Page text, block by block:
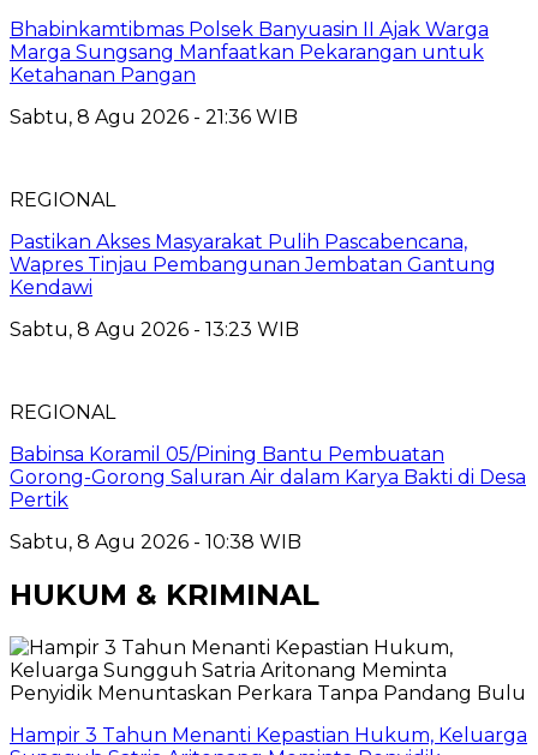
Bhabinkamtibmas Polsek Banyuasin II Ajak Warga
Marga Sungsang Manfaatkan Pekarangan untuk
Ketahanan Pangan
Sabtu, 8 Agu 2026 - 21:36 WIB
REGIONAL
Pastikan Akses Masyarakat Pulih Pascabencana,
Wapres Tinjau Pembangunan Jembatan Gantung
Kendawi
Sabtu, 8 Agu 2026 - 13:23 WIB
REGIONAL
Babinsa Koramil 05/Pining Bantu Pembuatan
Gorong-Gorong Saluran Air dalam Karya Bakti di Desa
Pertik
Sabtu, 8 Agu 2026 - 10:38 WIB
HUKUM & KRIMINAL
Hampir 3 Tahun Menanti Kepastian Hukum, Keluarga